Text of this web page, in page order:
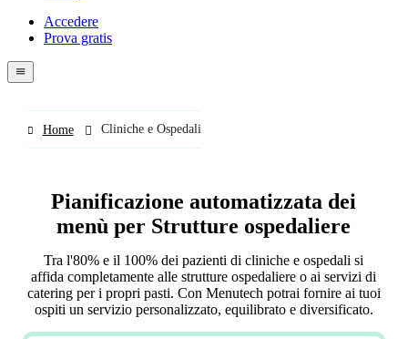
Menutech
navigation
Accedere
Prova gratis
menu
Home Cliniche e Ospedali
Pianificazione automatizzata dei
menù per Strutture ospedaliere
Tra l'80% e il 100% dei pazienti di cliniche e ospedali si
affida completamente alle strutture ospedaliere o ai servizi di
catering per i propri pasti. Con Menutech potrai fornire ai tuoi
ospiti un servizio personalizzato, equilibrato e diversificato.